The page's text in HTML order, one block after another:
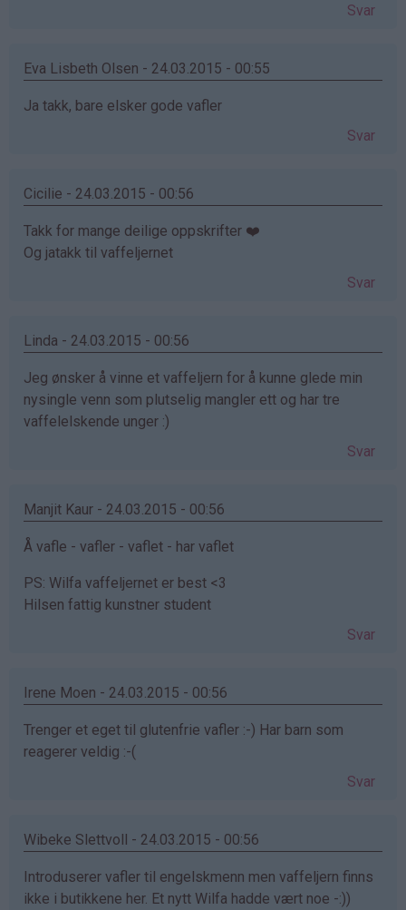
Svar
Eva Lisbeth Olsen - 24.03.2015 - 00:55
Ja takk, bare elsker gode vafler
Svar
Cicilie - 24.03.2015 - 00:56
Takk for mange deilige oppskrifter ❤️
Og jatakk til vaffeljernet
Svar
Linda - 24.03.2015 - 00:56
Jeg ønsker å vinne et vaffeljern for å kunne glede min
nysingle venn som plutselig mangler ett og har tre
vaffelelskende unger :)
Svar
Manjit Kaur - 24.03.2015 - 00:56
Å vafle - vafler - vaflet - har vaflet
PS: Wilfa vaffeljernet er best <3
Hilsen fattig kunstner student
Svar
Irene Moen - 24.03.2015 - 00:56
Trenger et eget til glutenfrie vafler :-) Har barn som
reagerer veldig :-(
Svar
Wibeke Slettvoll - 24.03.2015 - 00:56
Introduserer vafler til engelskmenn men vaffeljern finns
ikke i butikkene her. Et nytt Wilfa hadde vært noe -:))